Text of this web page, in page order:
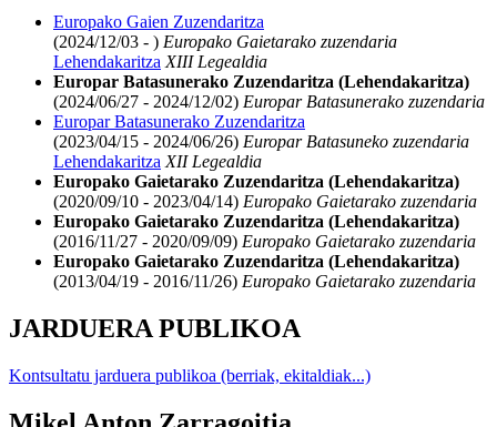
Europako Gaien Zuzendaritza
(2024/12/03 - ) Europako Gaietarako zuzendaria
Lehendakaritza XIII Legealdia
Europar Batasunerako Zuzendaritza (Lehendakaritza)
(2024/06/27 - 2024/12/02) Europar Batasunerako zuzendaria
Europar Batasunerako Zuzendaritza
(2023/04/15 - 2024/06/26) Europar Batasuneko zuzendaria
Lehendakaritza XII Legealdia
Europako Gaietarako Zuzendaritza (Lehendakaritza)
(2020/09/10 - 2023/04/14) Europako Gaietarako zuzendaria
Europako Gaietarako Zuzendaritza (Lehendakaritza)
(2016/11/27 - 2020/09/09) Europako Gaietarako zuzendaria
Europako Gaietarako Zuzendaritza (Lehendakaritza)
(2013/04/19 - 2016/11/26) Europako Gaietarako zuzendaria
JARDUERA PUBLIKOA
Kontsultatu jarduera publikoa (berriak, ekitaldiak...)